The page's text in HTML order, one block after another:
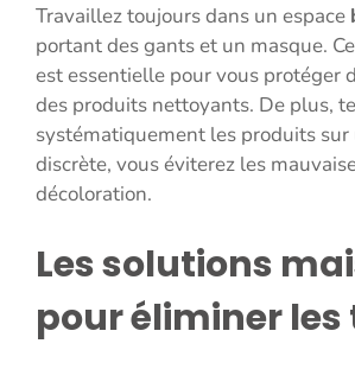
Travaillez toujours dans un espace
portant des gants et un masque.
est essentielle pour vous protéger
des produits nettoyants. De plus,
systématiquement les produits sur
discrète, vous éviterez les
décoloration.
Les solutions
pour éliminer les